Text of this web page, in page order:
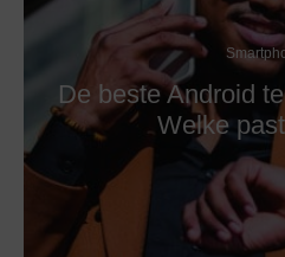
De beste Android
Welke